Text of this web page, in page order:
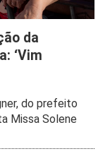
da
‘Vim
do prefeito
Missa Solene